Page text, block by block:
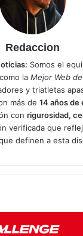
Redaccion
Somos el
como la Mejor Web
y triatletas
más de 14 años de
con rigurosidad,
verificada que
definen a esta